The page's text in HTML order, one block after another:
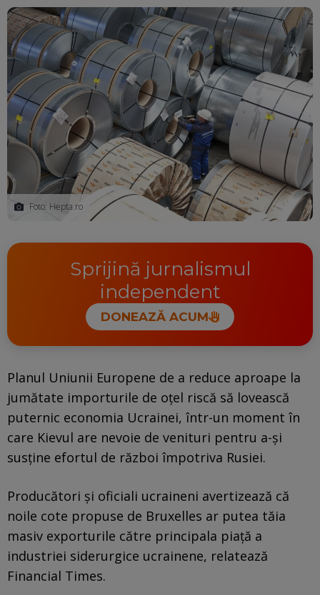
Foto: Hepta.ro
Sprijină jurnalismul
independent
DONEAZĂ ACUM
Planul Uniunii Europene de a reduce aproape la
jumătate importurile de oțel riscă să lovească
puternic economia Ucrainei, într-un moment în
care Kievul are nevoie de venituri pentru a-și
susține efortul de război împotriva Rusiei.
Producători și oficiali ucraineni avertizează că
noile cote propuse de Bruxelles ar putea tăia
masiv exporturile către principala piață a
industriei siderurgice ucrainene, relatează
Financial Times.